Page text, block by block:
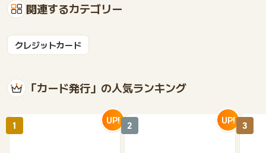
関連するカテゴリー
クレジットカード
「カード発行」の人気ランキング
1 UP! 2 UP! 3